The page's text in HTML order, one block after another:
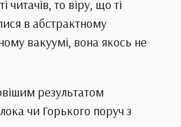
читачів, то віру, що ті
в абстрактному
вакуумі, вона якось не
результатом
чи Горького поруч з